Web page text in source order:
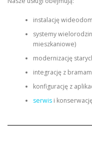
instalację
systemy
mieszkaniowe)
modernizację
integrację z
konfigurację z
serwisi